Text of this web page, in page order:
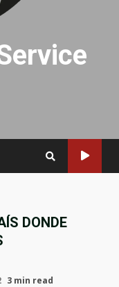
DONDE
3 min read